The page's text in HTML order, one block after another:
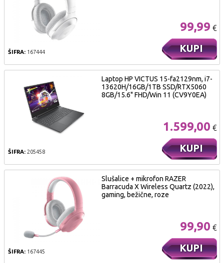
ŠIFRA: 167444
99,99 €
KUPI
ŠIFRA: 205458
Laptop HP VICTUS 15-fa2129nm, i7-
13620H/16GB/1TB SSD/RTX5060
8GB/15.6" FHD/Win 11 (CV9Y0EA)
1.599,00 €
KUPI
ŠIFRA: 167445
Slušalice + mikrofon RAZER
Barracuda X Wireless Quartz (2022),
gaming, bežične, roze
99,90 €
KUPI